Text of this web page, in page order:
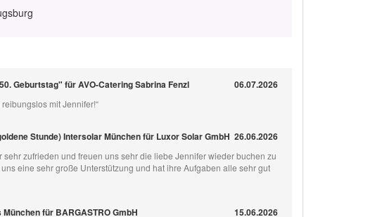
Geburtstag" für AVO-Catering Sabrina Fenzl 06.07.2026
reibungslos mit Jennifer!“
Stunde) Intersolar München für Luxor Solar GmbH 26.06.2026
sehr zufrieden und freuen uns sehr die liebe Jennifer wieder buchen zu
eine sehr große Unterstützung und hat ihre Aufgaben alle sehr gut
für BARGASTRO GmbH 15.06.2026